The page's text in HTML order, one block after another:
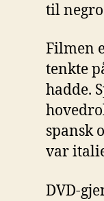
til
Filmen
tenkte
hadde.
spansk
var
DVD-